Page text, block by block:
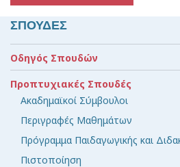
ΣΠΟΥΔΕΣ
Οδηγός Σπουδών
Προπτυχιακές Σπουδές
Ακαδημαϊκοί Σύμβουλοι
Περιγραφές Μαθημάτων
Πρόγραμμα Παιδαγωγικής και
Πιστοποίηση